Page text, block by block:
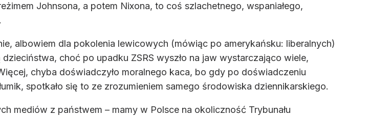
Johnsona, a potem Nixona, to coś szlachetnego, wspaniałego,
albowiem dla pokolenia lewicowych (mówiąc po amerykańsku: liberalnych)
choć po upadku ZSRS wyszło na jaw wystarczająco wiele,
chyba doświadczyło moralnego kaca, bo gdy po doświadczeniu
spotkało się to ze zrozumieniem samego środowiska dziennikarskiego.
mediów z państwem – mamy w Polsce na okoliczność Trybunału